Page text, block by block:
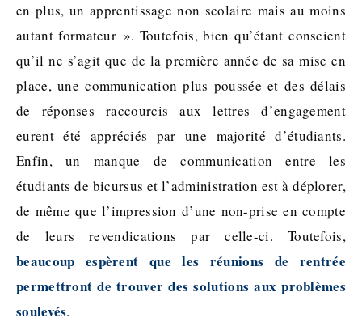
en plus, un apprentissage non scolaire mais au moins
autant formateur ». Toutefois, bien qu’étant conscient
qu’il ne s’agit que de la première année de sa mise en
place, une communication plus poussée et des délais
de réponses raccourcis aux lettres d’engagement
eurent été appréciés par une majorité d’étudiants.
Enfin, un manque de communication entre les
étudiants de bicursus et l’administration est à déplorer,
de même que l’impression d’une non-prise en compte
de leurs revendications par celle-ci. Toutefois,
beaucoup espèrent que les réunions de rentrée
permettront de trouver des solutions aux problèmes
soulevés.